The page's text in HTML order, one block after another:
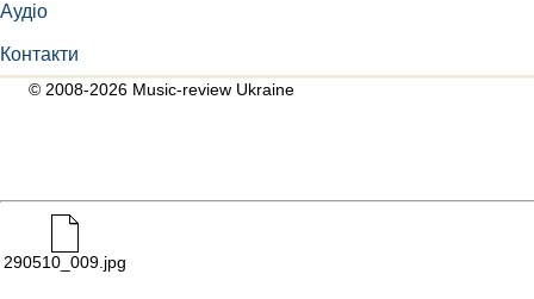
Аудіо
Контакти
© 2008-2026 Music-review Ukraine
290510_009.jpg